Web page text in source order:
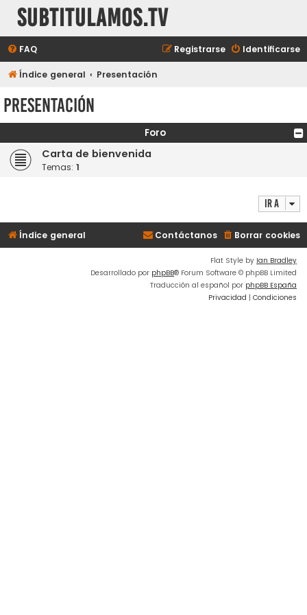
subtitulamos.tv
FAQ Identificarse
Registrarse
Índice general Presentación
Presentación
Foro
Carta de bienvenida
Temas: 1
Ir a
Índice general Borrar cookies
Contáctanos
Flat Style by Ian Bradley
Desarrollado por phpBB® Forum Software © phpBB Limited
Traducción al español por phpBB España
Privacidad | Condiciones